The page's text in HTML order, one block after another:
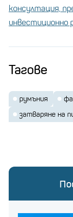
консултация,
инвестиционно
Тагове
румъния
затваряне на